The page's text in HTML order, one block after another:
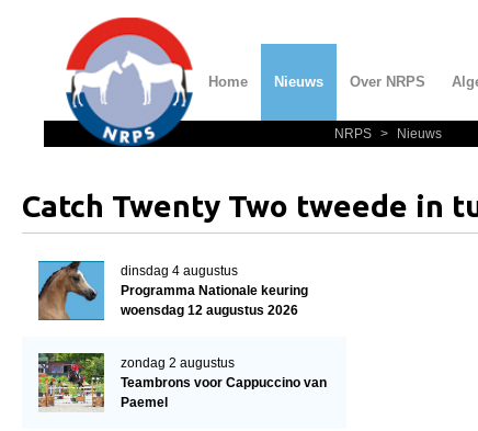
Home Nieuws Over NRPS
Over NRPS
Lidmaatschap NRPS
Lid worden
Statuten en reglementen
NRPS > Nieuws
Catch Twenty Two tweede in
dinsdag 4 augustus
Programma Nationale keuring
woensdag 12 augustus 2026
zondag 2 augustus
Teambrons voor Cappuccino van
Paemel